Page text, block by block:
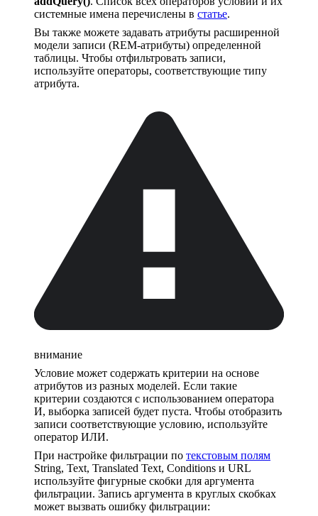
системные имена перечислены в статье.
Вы также можете задавать атрибуты расширенной
модели записи (REM-атрибуты) определенной
таблицы. Чтобы отфильтровать записи,
используйте операторы, соответствующие типу
атрибута.
внимание
Условие может содержать критерии на основе
атрибутов из разных моделей. Если такие
критерии создаются с использованием оператора
И, выборка записей будет пуста. Чтобы отобразить
записи соответствующие условию, используйте
оператор ИЛИ.
При настройке фильтрации по текстовым полям
String, Text, Translated Text, Conditions и URL
используйте фигурные скобки для аргумента
фильтрации. Запись аргумента в круглых скобках
может вызвать ошибку фильтрации: